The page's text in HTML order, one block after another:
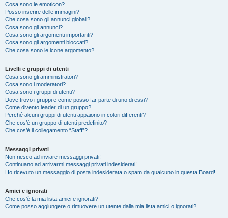
Cosa sono le emoticon?
Posso inserire delle immagini?
Che cosa sono gli annunci globali?
Cosa sono gli annunci?
Cosa sono gli argomenti importanti?
Cosa sono gli argomenti bloccati?
Che cosa sono le icone argomento?
Livelli e gruppi di utenti
Cosa sono gli amministratori?
Cosa sono i moderatori?
Cosa sono i gruppi di utenti?
Dove trovo i gruppi e come posso far parte di uno di essi?
Come divento leader di un gruppo?
Perché alcuni gruppi di utenti appaiono in colori differenti?
Che cos’è un gruppo di utenti predefinito?
Che cos’è il collegamento “Staff”?
Messaggi privati
Non riesco ad inviare messaggi privati!
Continuano ad arrivarmi messaggi privati indesiderati!
Ho ricevuto un messaggio di posta indesiderata o spam da qualcuno in questa Board!
Amici e ignorati
Che cos’è la mia lista amici e ignorati?
Come posso aggiungere o rimuovere un utente dalla mia lista amici o ignorati?